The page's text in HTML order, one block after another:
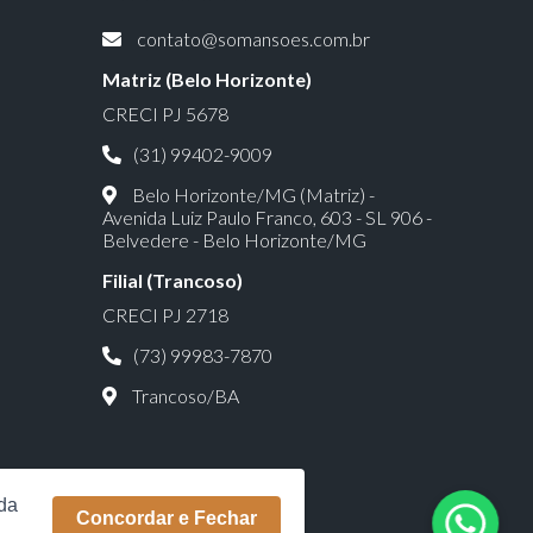
contato@somansoes.com.br
Matriz (Belo Horizonte)
CRECI PJ 5678
(31) 99402-9009
Belo Horizonte/MG (Matriz) -
Avenida Luiz Paulo Franco, 603 - SL 906 -
Belvedere - Belo Horizonte/MG
Filial (Trancoso)
CRECI PJ 2718
(73) 99983-7870
Trancoso/BA
Concordar e Fechar